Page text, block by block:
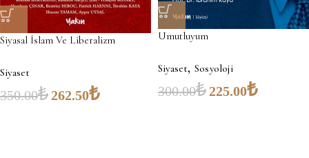
Siyasal İslam Ve Liberalizm
Siyaset
350.00₺262.50₺
Umutluyum
Siyaset, Sosyoloji
300.00₺225.00₺